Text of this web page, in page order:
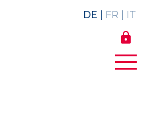
lock
DE FR IT